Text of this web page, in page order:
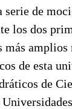
serie de
los dos
más
de esta
de